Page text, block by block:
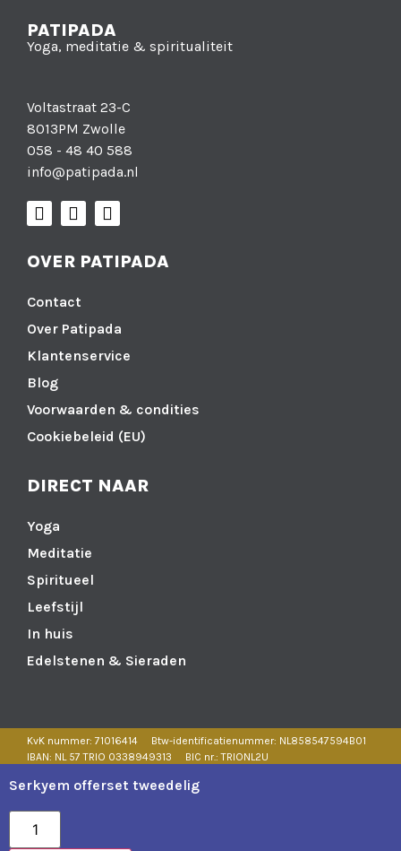
PATIPADA
Yoga, meditatie & spiritualiteit
Voltastraat 23-C
8013PM Zwolle
058 - 48 40 588
info@patipada.nl
OVER PATIPADA
Contact
Over Patipada
Klantenservice
Blog
Voorwaarden & condities
Cookiebeleid (EU)
DIRECT NAAR
Yoga
Meditatie
Spiritueel
Leefstijl
In huis
Edelstenen & Sieraden
KvK nummer: 71016414
Btw-identificatienummer: NL858547594B01
IBAN: NL 57 TRIO 0338949313
BIC nr.: TRIONL2U
Serkyem offerset tweedelig